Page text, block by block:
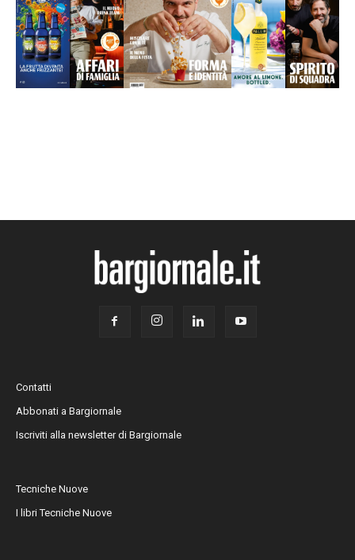
Contatti
Abbonati a Bargiornale
Iscriviti alla newsletter di Bargiornale
Tecniche Nuove
I libri Tecniche Nuove